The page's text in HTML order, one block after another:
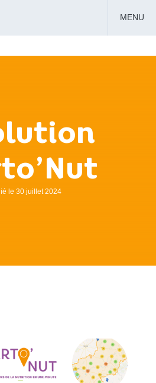
MENU
le 30 juillet 2024